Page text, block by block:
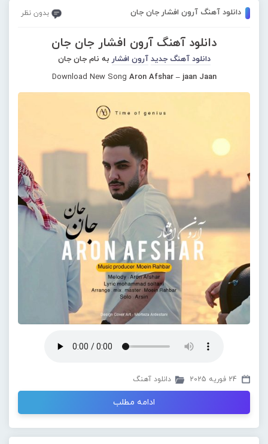
دانلود آهنگ آرون افشار جان جان بدون نظر
دانلود آهنگ آرون افشار جان جان
دانلود آهنگ جدید آرون افشار به نام جان جان
Download New Song Aron Afshar – jaan Jaan
24 فوریه 2025 دانلود آهنگ
ادامه مطلب